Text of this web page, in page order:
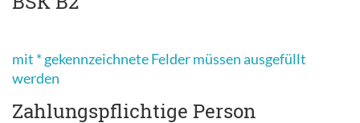
mit * gekennzeichnete Felder müssen ausgefüllt
werden
Zahlungspflichtige Person